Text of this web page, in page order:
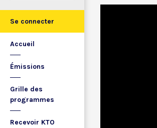
Se connecter
Accueil
Émissions
Grille des
programmes
Recevoir KTO